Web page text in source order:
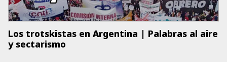
Los trotskistas en Argentina | Palabras al aire
y sectarismo